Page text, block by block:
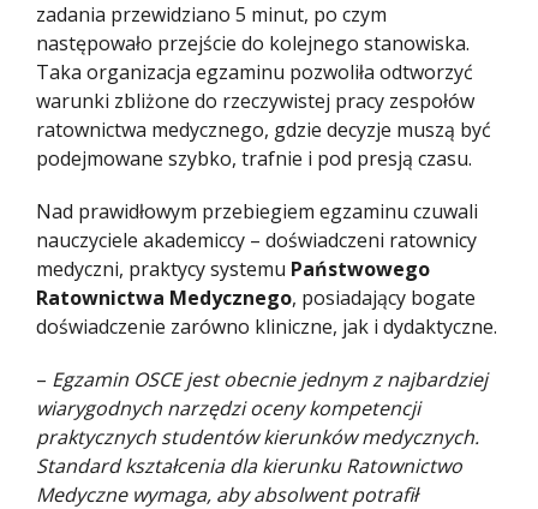
zadania przewidziano 5 minut, po czym
następowało przejście do kolejnego stanowiska.
Taka organizacja egzaminu pozwoliła odtworzyć
warunki zbliżone do rzeczywistej pracy zespołów
ratownictwa medycznego, gdzie decyzje muszą być
podejmowane szybko, trafnie i pod presją czasu.
Nad prawidłowym przebiegiem egzaminu czuwali
nauczyciele akademiccy – doświadczeni ratownicy
medyczni, praktycy systemu Państwowego
Ratownictwa Medycznego, posiadający bogate
doświadczenie zarówno kliniczne, jak i dydaktyczne.
– Egzamin OSCE jest obecnie jednym z najbardziej
wiarygodnych narzędzi oceny kompetencji
praktycznych studentów kierunków medycznych.
Standard kształcenia dla kierunku Ratownictwo
Medyczne wymaga, aby absolwent potrafił